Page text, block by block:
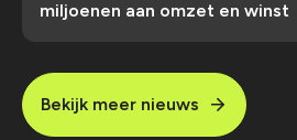
miljoenen aan omzet en winst
Bekijk meer nieuws